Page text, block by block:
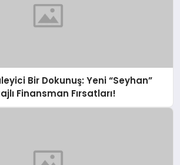
Bir Dokunuş: Yeni “Seyhan”
Finansman Fırsatları!